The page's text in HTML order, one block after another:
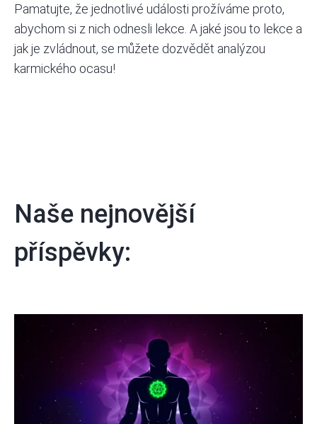
Pamatujte, že jednotlivé události prožíváme proto,
abychom si z nich odnesli lekce. A jaké jsou to lekce a
jak je zvládnout, se můžete dozvědět analýzou
karmického ocasu!
Naše nejnovější
příspěvky: